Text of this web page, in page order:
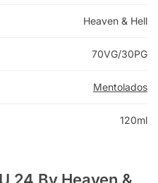
Heaven & Hell
70VG/30PG
Mentolados
120ml
24 By Heaven &